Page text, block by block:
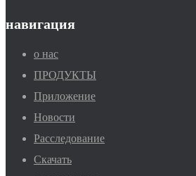
навигация
о нас
ПРОДУКТЫ
Приложение
Новости
Расследование
Скачать